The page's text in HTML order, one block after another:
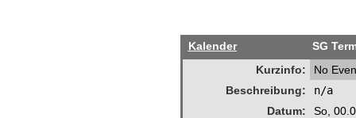
Kalender
SG
Kurzinfo:
No
Beschreibung:
n/a
Datum:
So,